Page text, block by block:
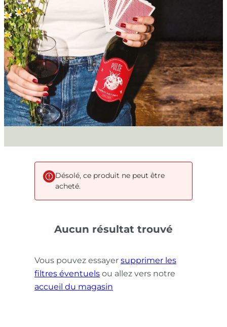
Désolé, ce produit ne peut être
acheté.
Aucun résultat trouvé
Vous pouvez essayer supprimer les
filtres éventuels ou allez vers notre
accueil du magasin